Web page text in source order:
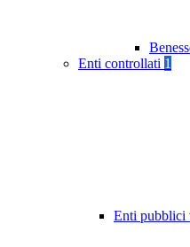
Enti controllati 1
Enti pubblici